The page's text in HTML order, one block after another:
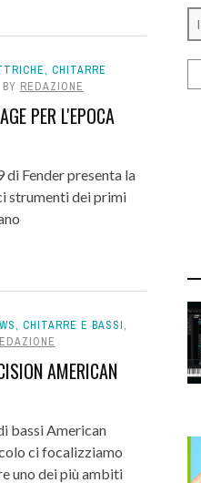
, CHITARRE
BY REDAZIONE
PER L'EPOCA
Fender presenta la
strumenti dei primi
, CHITARRE E BASSI,
AMERICAN
bassi American
ci focalizziamo
uno dei più ambiti